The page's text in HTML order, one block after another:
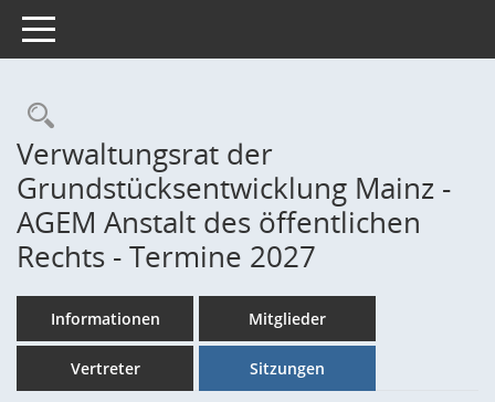
Toggle navigation
Rechercheauswahl
Verwaltungsrat der
Grundstücksentwicklung Mainz -
AGEM Anstalt des öffentlichen
Rechts - Termine 2027
Informationen Mitglieder
Vertreter Sitzungen